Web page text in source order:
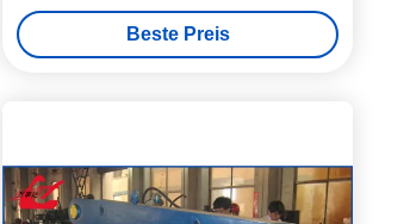
aufbereitet
Beste Preis